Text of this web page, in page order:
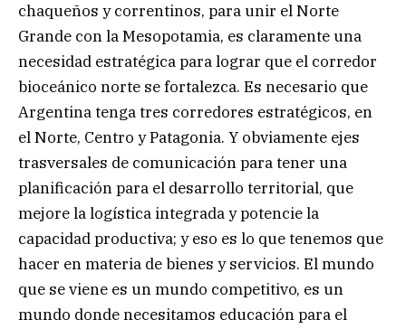
chaqueños y correntinos, para unir el Norte
Grande con la Mesopotamia, es claramente una
necesidad estratégica para lograr que el corredor
bioceánico norte se fortalezca. Es necesario que
Argentina tenga tres corredores estratégicos, en
el Norte, Centro y Patagonia. Y obviamente ejes
trasversales de comunicación para tener una
planificación para el desarrollo territorial, que
mejore la logística integrada y potencie la
capacidad productiva; y eso es lo que tenemos que
hacer en materia de bienes y servicios. El mundo
que se viene es un mundo competitivo, es un
mundo donde necesitamos educación para el